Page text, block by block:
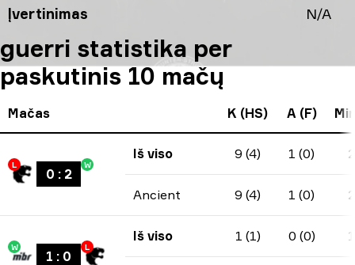
Įvertinimas N/A
guerri statistika per
paskutinis 10 mačų
Mačas K (HS) A (F)
L
0 : 2
W
Iš viso 9 (4) 1 (0)
Ancient 9 (4) 1 (0)
W
1 : 0
L
Iš viso 1 (1) 0 (0)